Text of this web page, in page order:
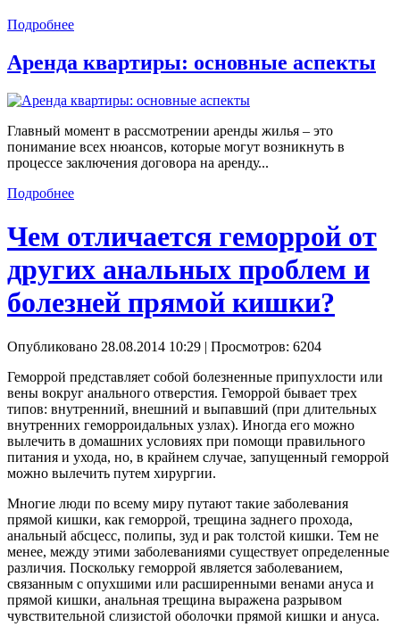
Подробнее
Аренда квартиры: основные аспекты
Главный момент в рассмотрении аренды жилья – это
понимание всех нюансов, которые могут возникнуть в
процессе заключения договора на аренду...
Подробнее
Чем отличается геморрой от
других анальных проблем и
болезней прямой кишки?
Опубликовано 28.08.2014 10:29 | Просмотров: 6204
Геморрой представляет собой болезненные припухлости или
вены вокруг анального отверстия. Геморрой бывает трех
типов: внутренний, внешний и выпавший (при длительных
внутренних геморроидальных узлах). Иногда его можно
вылечить в домашних условиях при помощи правильного
питания и ухода, но, в крайнем случае, запущенный геморрой
можно вылечить путем хирургии.
Многие люди по всему миру путают такие заболевания
прямой кишки, как геморрой, трещина заднего прохода,
анальный абсцесс, полипы, зуд и рак толстой кишки. Тем не
менее, между этими заболеваниями существует определенные
различия. Поскольку геморрой является заболеванием,
связанным с опухшими или расширенными венами ануса и
прямой кишки, анальная трещина выражена разрывом
чувствительной слизистой оболочки прямой кишки и ануса.